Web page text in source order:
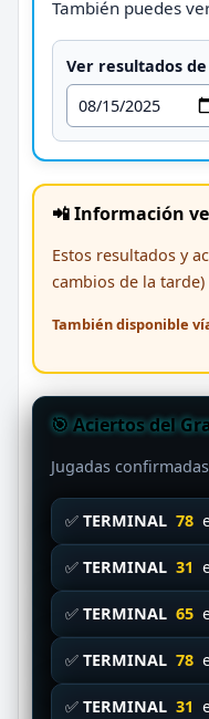
También puedes
Ver resultados
📲 Información
Estos resultados y
cambios de la
También disponible
🎯 Aciertos del
Jugadas
✅ TERMINAL 78
✅ TERMINAL 31
✅ TERMINAL 65
✅ TERMINAL 78
✅ TERMINAL 31